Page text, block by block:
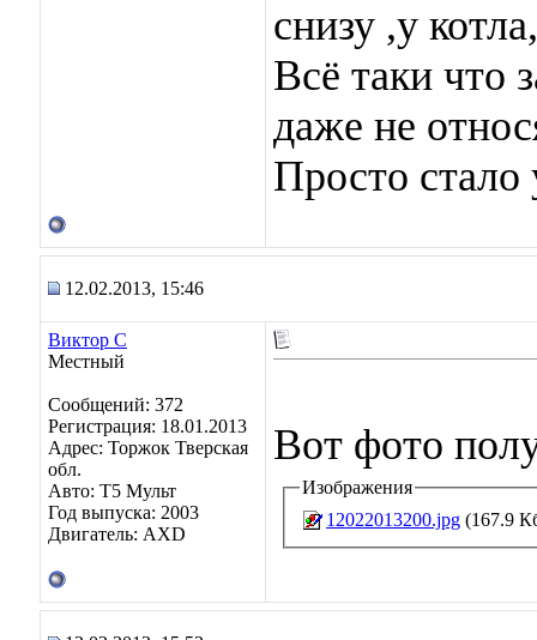
снизу ,у
Всё таки что
даже не
Просто стало
12.02.2013, 15:46
Виктор С
Местный
Сообщений: 372
Регистрация: 18.01.2013
Адрес: Торжок Тверская
обл.
Авто: Т5 Мульт
Год выпуска: 2003
Двигатель: AXD
Вот фото
Изображения
12022013200.jpg (167.9